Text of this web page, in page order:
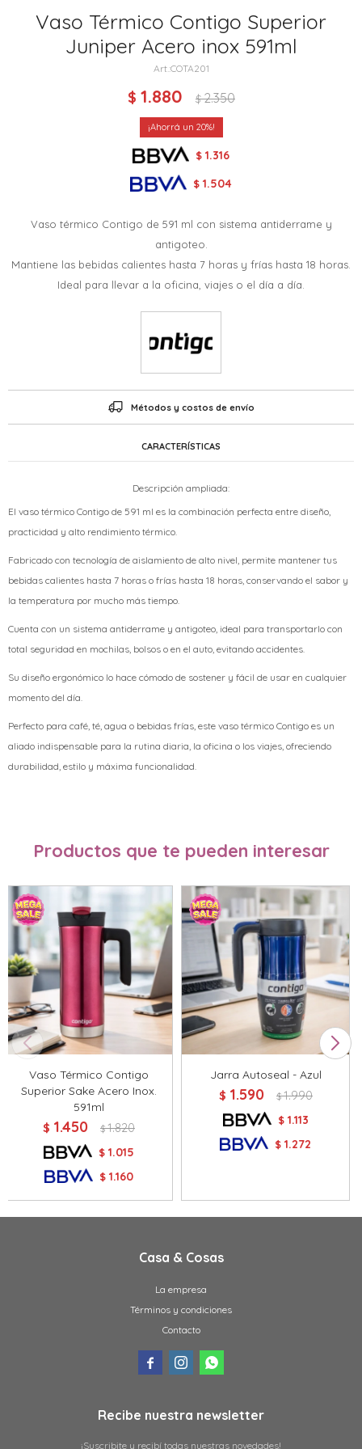
Vaso Térmico Contigo Superior
Juniper Acero inox 591ml
COTA201
$ 1.880 $ 2.350
20
$ 1.316
$ 1.504
Vaso térmico Contigo de 591 ml con sistema antiderrame y
antigoteo.
Mantiene las bebidas calientes hasta 7 horas y frías hasta 18 horas.
Ideal para llevar a la oficina, viajes o el día a día.
Métodos y costos de envío
CARACTERÍSTICAS
Descripción ampliada:
El vaso térmico Contigo de 591 ml es la combinación perfecta entre diseño,
practicidad y alto rendimiento térmico.
Fabricado con tecnología de aislamiento de alto nivel, permite mantener tus
bebidas calientes hasta 7 horas o frías hasta 18 horas, conservando el sabor y
la temperatura por mucho más tiempo.
Cuenta con un sistema antiderrame y antigoteo, ideal para transportarlo con
total seguridad en mochilas, bolsos o en el auto, evitando accidentes.
Su diseño ergonómico lo hace cómodo de sostener y fácil de usar en cualquier
momento del día.
Perfecto para café, té, agua o bebidas frías, este vaso térmico Contigo es un
aliado indispensable para la rutina diaria, la oficina o los viajes, ofreciendo
durabilidad, estilo y máxima funcionalidad.
Productos que te pueden interesar
Vaso Térmico Contigo
Superior Sake Acero Inox.
591ml
$ 1.450 $ 1.820
$ 1.015
$ 1.160
Jarra Autoseal - Azul
$ 1.590 $ 1.990
$ 1.113
$ 1.272
Casa & Cosas
La empresa
Términos y condiciones
Contacto
  
Recibe nuestra newsletter
¡Suscribite y recibí todas nuestras novedades!